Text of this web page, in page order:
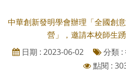
中華創新發明學會辦理「全國創
營」，邀請本校師生踴
日期 : 2023-06-02
分類 :
點閱 :